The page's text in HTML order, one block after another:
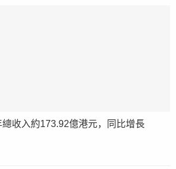
收入約173.92億港元，同比增長